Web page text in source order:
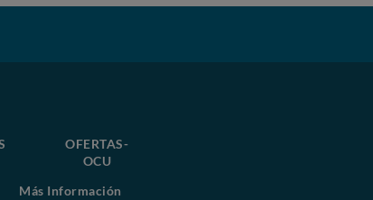
OFERTAS-
OCU
Más Información